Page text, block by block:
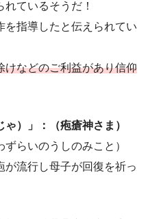
ているそうだ！
を指導したと伝えられてい
けなどのご利益があり信仰
）」：（疱瘡神さま）
らいのうしのみこと）
流行し母子が回復を祈っ